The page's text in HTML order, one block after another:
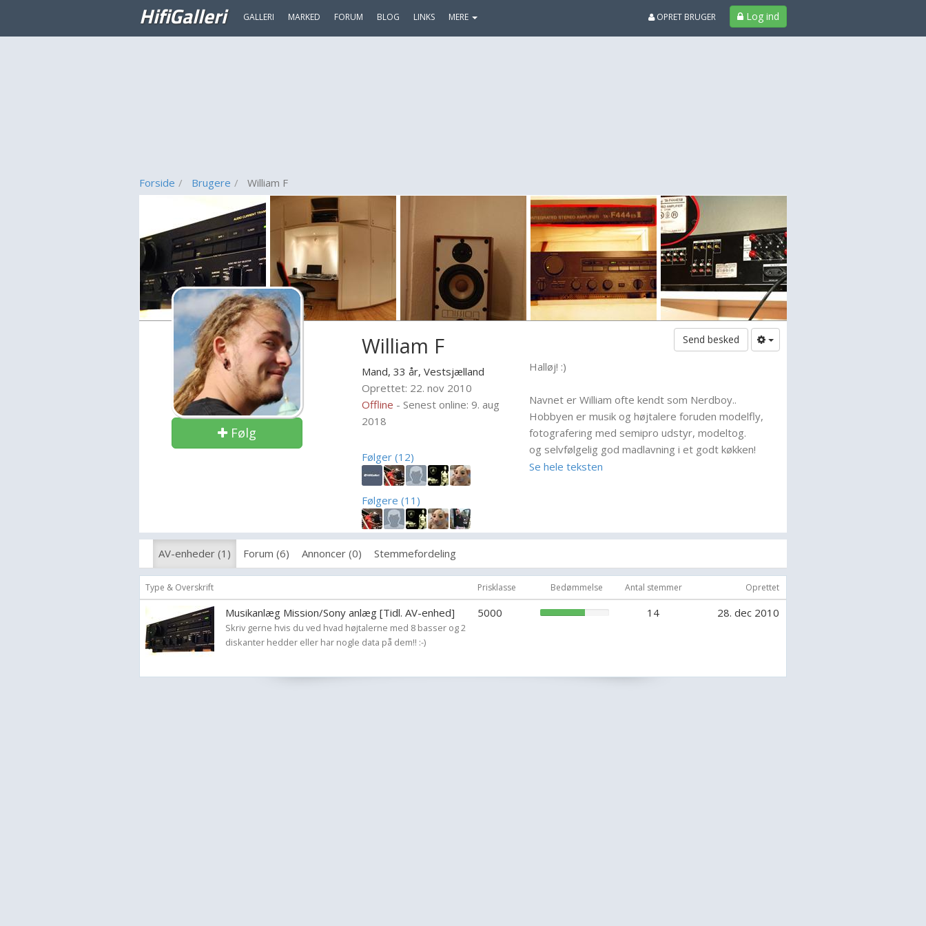
HifiGalleri GALLERI MARKED FORUM BLOG LINKS MERE Log ind
OPRET BRUGER
Forside Brugere William F
Følg
William F
Mand, 33 år,Vestsjælland
Oprettet: 22. nov 2010
Offline - Senest online: 9. aug
2018
Følger (12)
Følgere (11)
Send besked
Halløj! :)
Navnet er William ofte kendt som Nerdboy..
Hobbyen er musik og højtalere foruden modelfly,
fotografering med semipro udstyr, modeltog.
og selvfølgelig god madlavning i et godt køkken!
Sound System (facebook.com/sublime.soundsystem)
Se hele teksten
AV-enheder (1) Forum (6) Annoncer (0) Stemmefordeling
Type & Overskrift Prisklasse Bedømmelse Antal stemmer Oprettet
Musikanlæg Mission/Sony anlæg [Tidl. AV-enhed]
Skriv gerne hvis du ved hvad højtalerne med 8 basser og 2
diskanter hedder eller har nogle data på dem!! :-)
5000 14 28. dec 2010